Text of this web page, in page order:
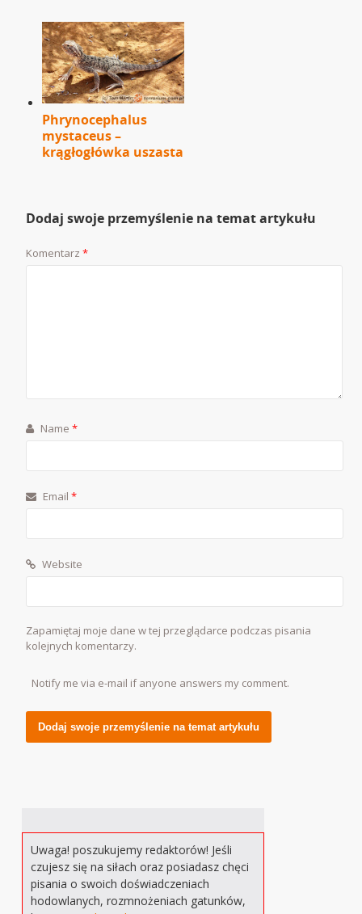
Phrynocephalus
mystaceus –
krągłogłówka uszasta
Dodaj swoje przemyślenie na temat artykułu
Komentarz*
Name*
Email*
Website
Zapamiętaj moje dane w tej przeglądarce podczas pisania
kolejnych komentarzy.
Notify me via e-mail if anyone answers my comment.
Uwaga! poszukujemy redaktorów! Jeśli
czujesz się na siłach oraz posiadasz chęci
pisania o swoich doświadczeniach
hodowlanych, rozmnożeniach gatunków,